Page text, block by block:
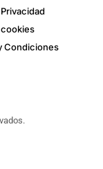
Condiciones